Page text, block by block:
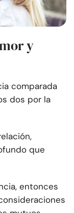
y
comparada
dos por la
que
entonces